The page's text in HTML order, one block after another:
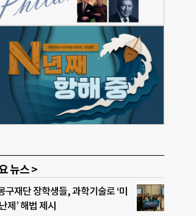
뉴스 >
구재단 장학생들, 과학기술로 ‘미
제’ 해법 제시